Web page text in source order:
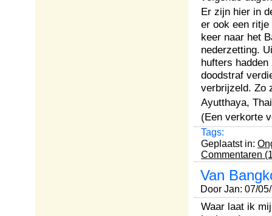
Er zijn hier in
er ook een
keer naar het
nederzetting.
hufters
doodstraf
verbrijzeld. Zo
Ayutthaya,
(Een verkorte
Tags:
Geplaatst in:
Commentaren
Van
Door Jan: 07/
Waar laat ik